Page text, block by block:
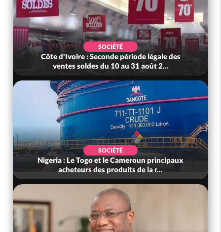
SOCIÉTÉ
Côte d'Ivoire : Seconde période légale des
ventes soldes du 10 au 31 août 2...
SOCIÉTÉ
Nigeria : Le Togo et le Cameroun principaux
acheteurs des produits de la r...